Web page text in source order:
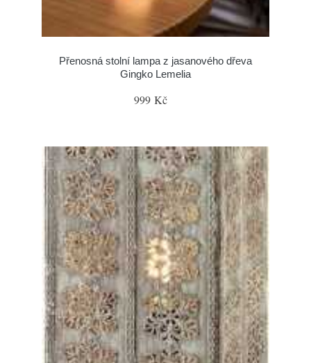
Přenosná stolní lampa z jasanového dřeva
Gingko Lemelia
999 Kč